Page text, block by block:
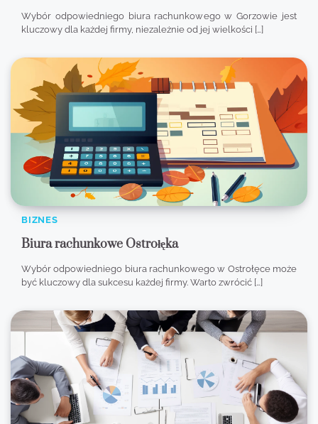
Wybór odpowiedniego biura rachunkowego w Gorzowie jest
kluczowy dla każdej firmy, niezależnie od jej wielkości […]
BIZNES
Biura rachunkowe Ostrołęka
Wybór odpowiedniego biura rachunkowego w Ostrołęce może
być kluczowy dla sukcesu każdej firmy. Warto zwrócić […]